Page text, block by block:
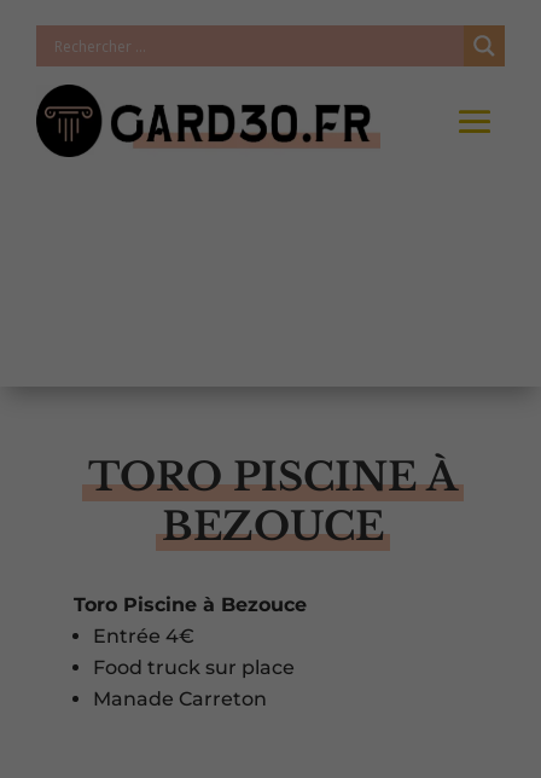
TORO PISCINE À
BEZOUCE
Toro Piscine à Bezouce
Entrée 4€
Food truck sur place
Manade Carreton